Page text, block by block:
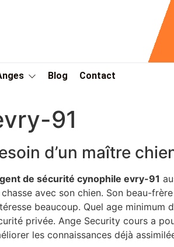
Blog Contact
91
d’un maître
de sécurité cynophile evry-91
avec son chien. Son beau-
beaucoup. Quel age
privée. Ange Security cours a
les connaissances déjà